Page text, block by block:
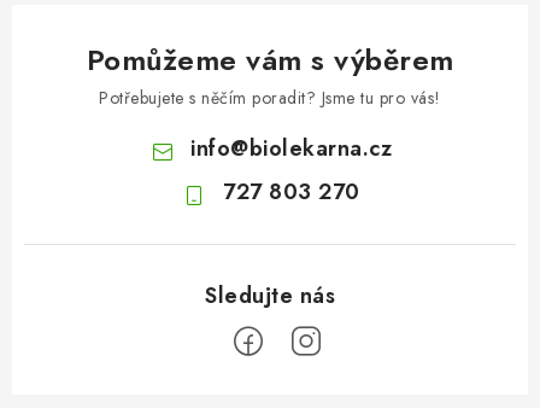
Pomůžeme vám s výběrem
Potřebujete s něčím poradit? Jsme tu pro vás!
info@biolekarna.cz
727 803 270